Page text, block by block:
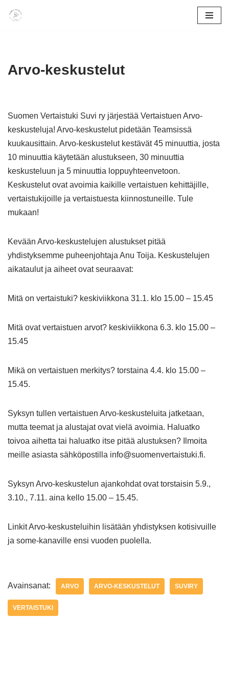
Arvo-keskustelut
Suomen Vertaistuki Suvi ry järjestää Vertaistuen Arvo-
keskusteluja! Arvo-keskustelut pidetään Teamsissä
kuukausittain. Arvo-keskustelut kestävät 45 minuuttia, josta
10 minuuttia käytetään alustukseen, 30 minuuttia
keskusteluun ja 5 minuuttia loppuyhteenvetoon.
Keskustelut ovat avoimia kaikille vertaistuen kehittäjille,
vertaistukijoille ja vertaistuesta kiinnostuneille. Tule
mukaan!
Kevään Arvo-keskustelujen alustukset pitää
yhdistyksemme puheenjohtaja Anu Toija. Keskustelujen
aikataulut ja aiheet ovat seuraavat:
Mitä on vertaistuki? keskiviikkona 31.1. klo 15.00 – 15.45
Mitä ovat vertaistuen arvot? keskiviikkona 6.3. klo 15.00 –
15.45
Mikä on vertaistuen merkitys? torstaina 4.4. klo 15.00 –
15.45.
Syksyn tullen vertaistuen Arvo-keskusteluita jatketaan,
mutta teemat ja alustajat ovat vielä avoimia. Haluatko
toivoa aihetta tai haluatko itse pitää alustuksen? Ilmoita
meille asiasta sähköpostilla info@suomenvertaistuki.fi.
Syksyn Arvo-keskustelun ajankohdat ovat torstaisin 5.9.,
3.10., 7.11. aina kello 15.00 – 15.45.
Linkit Arvo-keskusteluihin lisätään yhdistyksen kotisivuille
ja some-kanaville ensi vuoden puolella.
Avainsanat: ARVO ARVO-KESKUSTELUT SUVIRY
VERTAISTUKI